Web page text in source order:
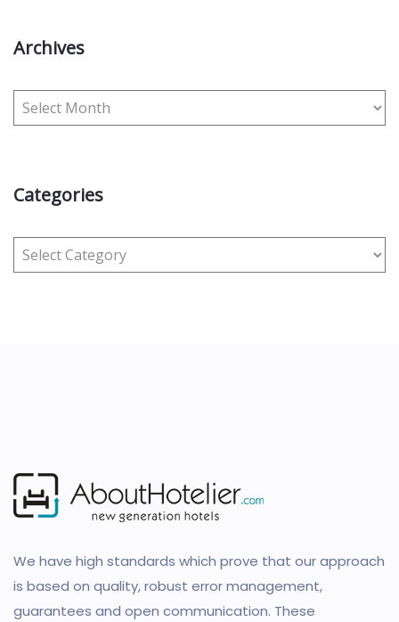
Archives
Categories
We have high standards which prove that our approach
is based on quality, robust error management,
guarantees and open communication. These